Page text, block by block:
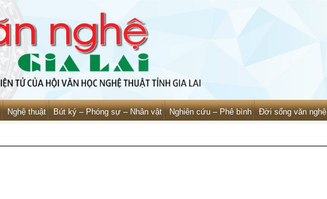
Nghệ thuật Bút ký – Phóng sự – Nhân vật Nghiên cứu – Phê bình Đời sống văn nghệ